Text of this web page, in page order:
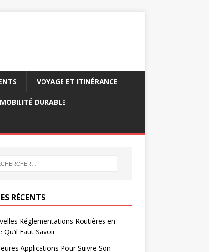
VOYAGE ET ITINÉRANCE
MOBILITÉ DURABLE
RÉCENTS
Réglementations Routières en
Qu’il Faut Savoir
Applications Pour Suivre Son